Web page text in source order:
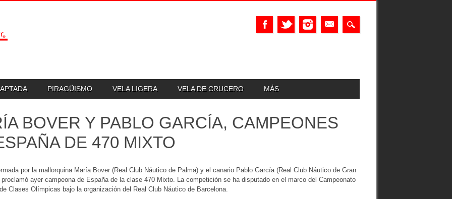
PIRAGÜISMO VELA LIGERA VELA DE CRUCERO MÁS
BOVER Y PABLO GARCÍA, CAMPEONES
DE 470 MIXTO
por la mallorquina María Bover (Real Club Náutico de Palma) y el canario Pablo García (Real Club Náutico de Gran
proclamó ayer campeona de España de la clase 470 Mixto. La competición se ha disputado en el marco del Campeonato
Clases Olímpicas bajo la organización del Real Club Náutico de Barcelona.